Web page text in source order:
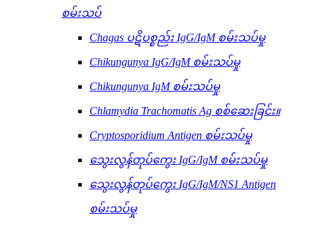
စမ်းသပ်
Chagas ပဋိပစ္စည်း IgG/IgM စမ်းသပ်မှု
Chikungunya IgG/IgM စမ်းသပ်မှု
Chikungunya IgM စမ်းသပ်မှု
Chlamydia Trachomatis Ag စစ်ဆေးခြင်း။
Cryptosporidium Antigen စမ်းသပ်မှု
သွေးလွန်တုပ်ကွေး IgG/IgM စမ်းသပ်မှု
သွေးလွန်တုပ်ကွေး IgG/IgM/NS1 Antigen
စမ်းသပ်မှု